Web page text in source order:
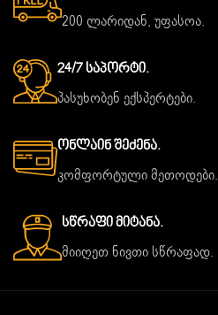
200 ლარიდან, უფასოა.
24/7 Საპორტი.
პასუხობენ ექსპერტები.
Ონლაინ Შეძენა.
კომფორტული მეთოდები.
Სწრაფი Მიტანა.
მიიღეთ ნივთი სწრაფად.